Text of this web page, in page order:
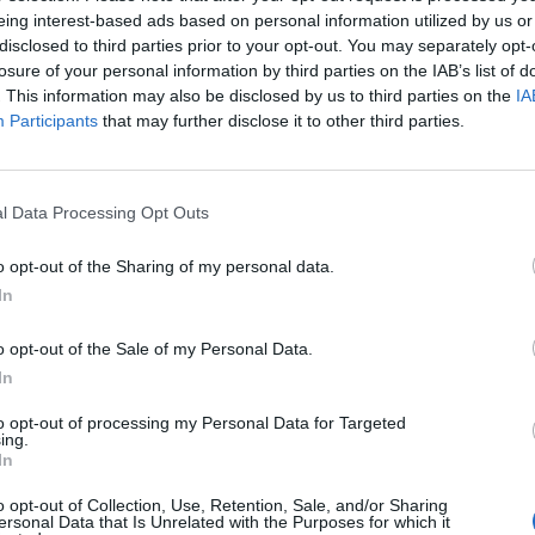
interest-based ads based on personal information utilized by us
to third parties prior to your opt-out. You may separately
of your personal information by third parties on the IAB’s list of
This information may also be disclosed by us to third parties on the
Participants that may further disclose it to other third parties.
Data Processing Opt Outs
opt-out of the Sharing of my personal data.
opt-out of the Sale of my Personal Data.
opt-out of processing my Personal Data for Targeted
opt-out of Collection, Use, Retention, Sale, and/or Sharing
Data that Is Unrelated with the Purposes for which it
Petrétei József igazságügyi és rendészeti
hatására, a miniszterelnök azonban egyelőre
készült fel, a létszám arra volt elegendő, hogy biztosítsa a
azonban csak hajnalra tudták megfékezni a hatóságok az
sebesült meg, közülük egy személy állapota életveszélyes....
portfolio.hu hírarchívumához tartozik, melynek olvasása
tartalmazza:
cikkarchívum
elmúlt 2 év napon belüli